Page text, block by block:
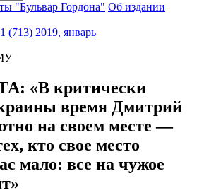
"Бульвар Гордона" Об издании
(713) 2019, январь
«В критически
время Дмитрий
на своем месте —
кто свое место
мало: все на чужое